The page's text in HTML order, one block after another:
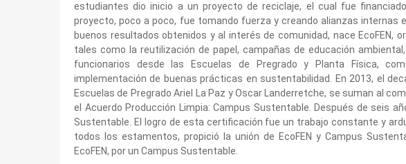
estudiantes dio inicio a un proyecto de reciclaje, el cual fue
proyecto, poco a poco, fue tomando fuerza y creando alianzas
buenos resultados obtenidos y al interés de comunidad, nace EcoFEN,
tales como la reutilización de papel, campañas de educación
funcionarios desde las Escuelas de Pregrado y Planta Física,
implementación de buenas prácticas en sustentabilidad. En 2013, el
Escuelas de Pregrado Ariel La Paz y Oscar Landerretche, se suman al
el Acuerdo Producción Limpia: Campus Sustentable. Después de seis
Sustentable. El logro de esta certificación fue un trabajo constante y
todos los estamentos, propició la unión de EcoFEN y Campus
EcoFEN, por un Campus Sustentable.